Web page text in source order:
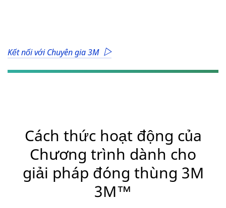
Kết nối với Chuyên gia 3M
Cách thức hoạt động của
Chương trình dành cho
giải pháp đóng thùng 3M
3M™